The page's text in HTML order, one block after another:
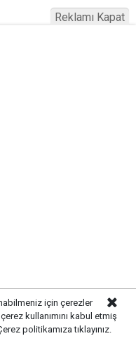
için çerezler
kullanımını kabul etmiş
politikamıza tıklayınız.
Reklamı Kapat